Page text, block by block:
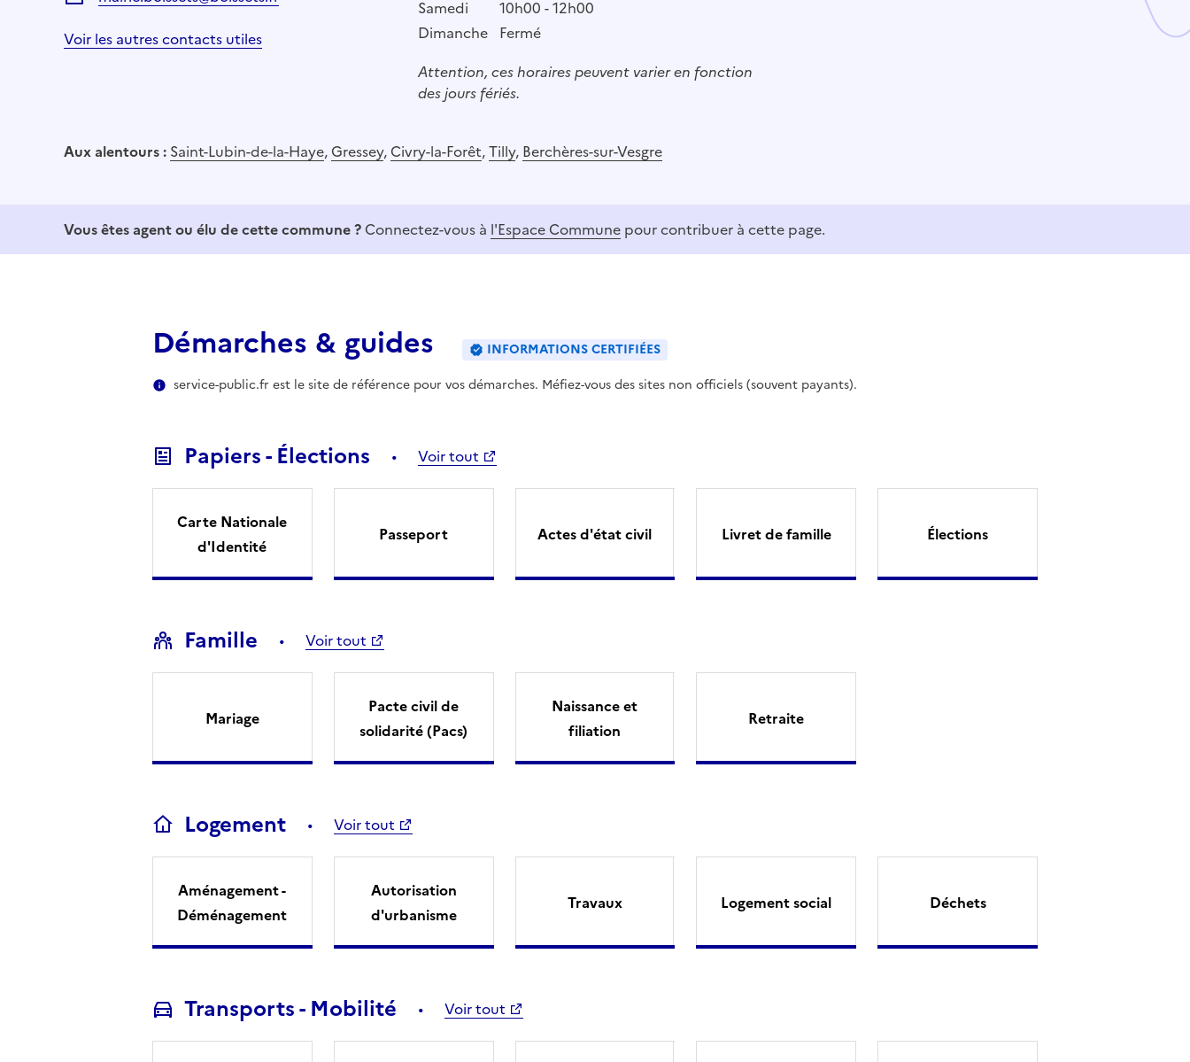
Voir les autres contacts utiles
Samedi
10h00 - 12h00
Dimanche Fermé
Attention, ces horaires peuvent varier en fonction
des jours fériés.
Aux alentours : Saint-Lubin-de-la-Haye,Gressey, Civry-la-Forêt,Tilly, Berchères-sur-Vesgre
Vous êtes agent ou élu de cette commune ? Connectez-vous à l'Espace Commune pour contribuer à cette page.
Démarches & guides
INFORMATIONS CERTIFIÉES
service-public.fr est le site de référence pour vos démarches. Méfiez-vous des sites non officiels (souvent payants).
Papiers - Élections Voir tout
Carte Nationale
d'Identité
Passeport Actes d'état civil Livret de famille Élections
Famille Voir tout
Mariage
Pacte civil de
solidarité (Pacs)
Naissance et
filiation
Retraite
Logement Voir tout
Aménagement -
Déménagement
Autorisation
d'urbanisme
Travaux Logement social Déchets
Transports - Mobilité Voir tout